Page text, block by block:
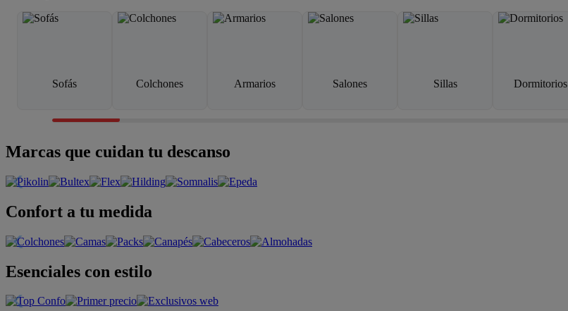
Sofás Colchones Armarios Salones Sillas Dormitorios
Marcas que cuidan tu descanso
Confort a tu medida
Esenciales con estilo